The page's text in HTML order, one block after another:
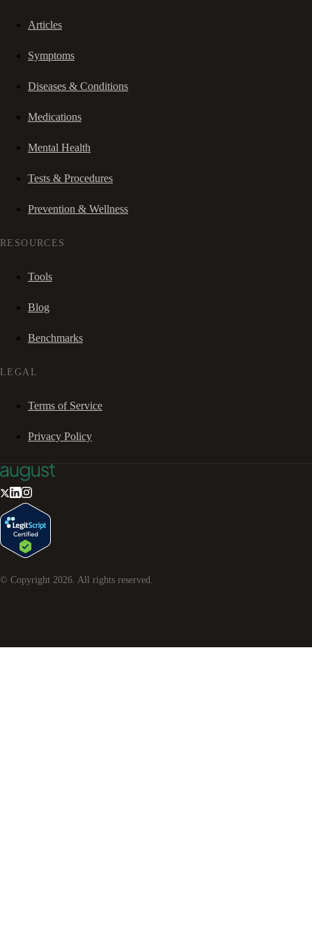
Articles
Symptoms
Diseases & Conditions
Medications
Mental Health
Tests & Procedures
Prevention & Wellness
RESOURCES
Tools
Blog
Benchmarks
LEGAL
Terms of Service
Privacy Policy
© Copyright 2026 . All rights reserved.